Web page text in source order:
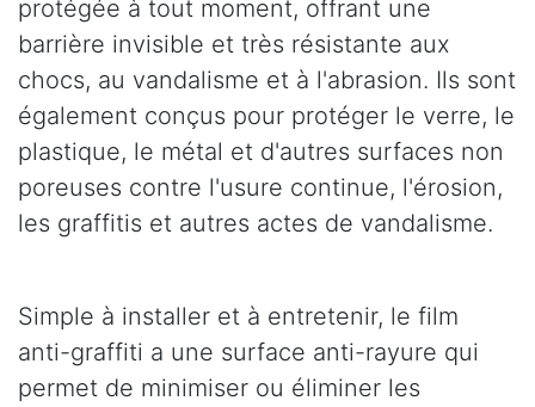
protégée à tout moment, offrant une
barrière invisible et très résistante aux
chocs, au vandalisme et à l'abrasion. Ils sont
également conçus pour protéger le verre, le
plastique, le métal et d'autres surfaces non
poreuses contre l'usure continue, l'érosion,
les graffitis et autres actes de vandalisme.
Simple à installer et à entretenir, le film
anti-graffiti a une surface anti-rayure qui
permet de minimiser ou éliminer les